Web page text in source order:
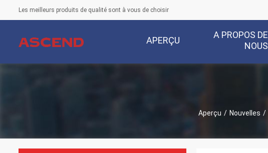
Les meilleurs produits de qualité sont à vous de choisir
APERÇU
A PROPOS DE
NOUS
Aperçu / Nouvelles /